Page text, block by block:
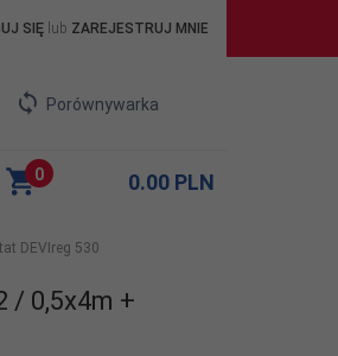
SIĘ lub ZAREJESTRUJ MNIE
Porównywarka
0 0.00PLN
DEVIreg 530
/ 0,5x4m +